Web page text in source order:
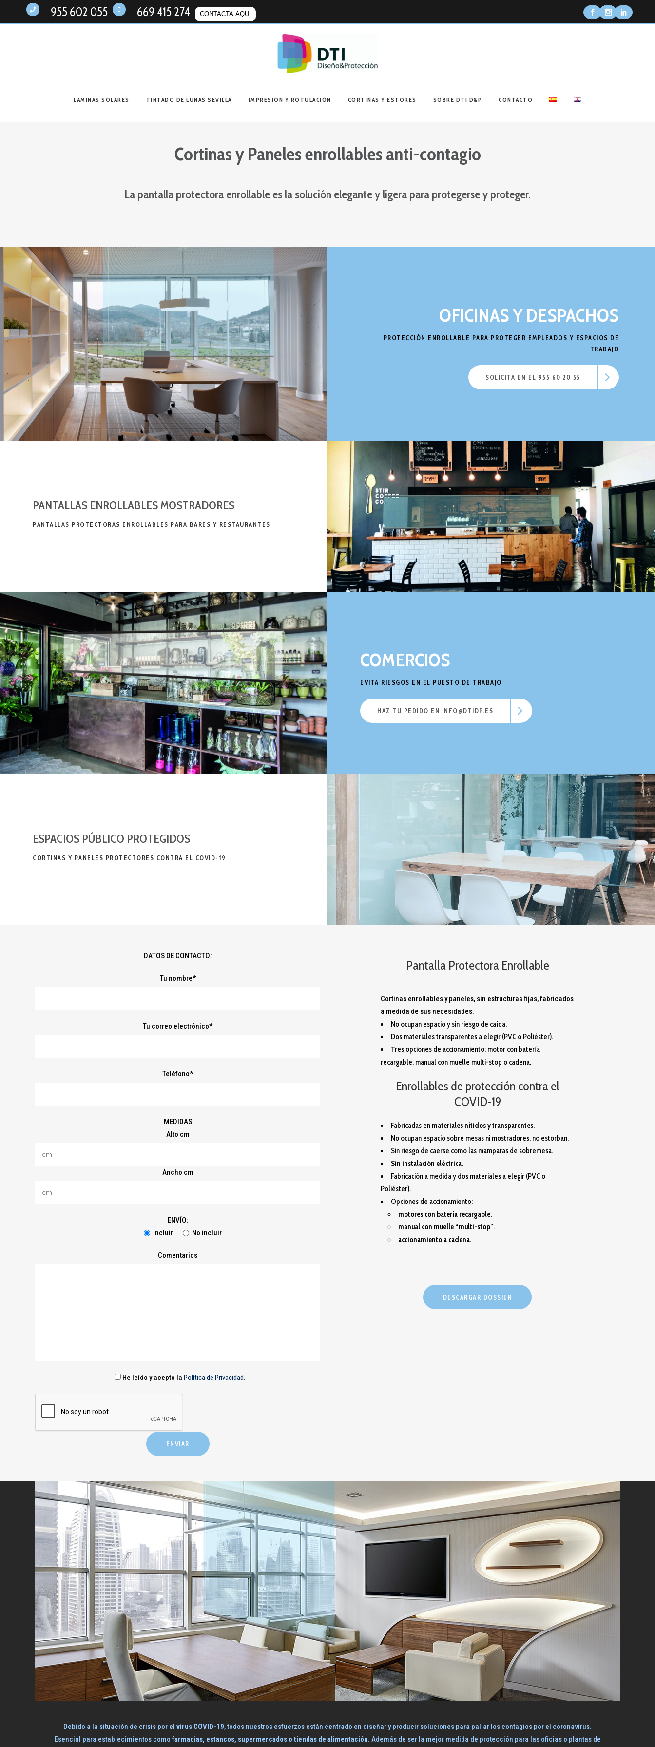
955 602 055 669 415 274 CONTACTA AQUÍ
LÁMINAS SOLARES TINTADO DE LUNAS SEVILLA IMPRESIÓN Y ROTULACIÓN CORTINAS Y ESTORES SOBRE DTI D&P CONTACTO
Cortinas y Paneles enrollables anti-contagio
La pantalla protectora enrollable es la solución elegante y ligera para protegerse y proteger.
OFICINAS Y DESPACHOS
PROTECCIÓN ENROLLABLE PARA PROTEGER EMPLEADOS Y ESPACIOS DE
TRABAJO
SOLÍCITA EN EL 955 60 20 55
PANTALLAS ENROLLABLES MOSTRADORES
PANTALLAS PROTECTORAS ENROLLABLES PARA BARES Y RESTAURANTES
COMERCIOS
EVITA RIESGOS EN EL PUESTO DE TRABAJO
HAZ TU PEDIDO EN INFO@DTIDP.ES
ESPACIOS PÚBLICO PROTEGIDOS
CORTINAS Y PANELES PROTECTORES CONTRA EL COVID-19
DATOS DE CONTACTO:
Tu nombre*
Tu correo electrónico*
Teléfono*
MEDIDAS
Alto cm
Ancho cm
ENVÍO:
Incluir
No incluir
Comentarios
He leído y acepto la Política de Privacidad.
Pantalla Protectora Enrollable
Cortinas enrollables y paneles, sin estructuras ﬁjas, fabricados
a medida de sus necesidades.
No ocupan espacio y sin riesgo de caída.
Dos materiales transparentes a elegir (PVC o Poliéster).
Tres opciones de accionamiento: motor con batería
recargable, manual con muelle multi-stop o cadena.
Enrollables de protección contra el
COVID-19
Fabricadas en materiales nítidos y transparentes.
No ocupan espacio sobre mesas ni mostradores, no estorban.
Sin riesgo de caerse como las mamparas de sobremesa.
Sin instalación eléctrica.
Fabricación a medida y dos materiales a elegir (PVC o
Poliéster).
Opciones de accionamiento:
motores con batería recargable.
manual con muelle “multi-stop”.
accionamiento a cadena.
DESCARGAR DOSSIER
Debido a la situación de crisis por el virus COVID-19, todos nuestros esfuerzos están centrado en diseñar y producir soluciones para paliar los contagios por el coronavirus.
Esencial para establecimientos como farmacias, estancos, supermercados o tiendas de alimentación. Además de ser la mejor medida de protección para las oficias o plantas de